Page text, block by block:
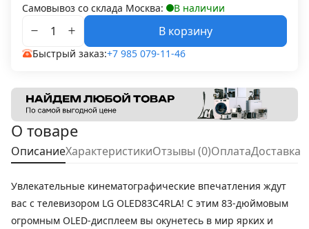
Самовывоз со склада Москва:
В наличии
В корзину
Быстрый заказ:+7 985 079-11-46
О товаре
ОписаниеХарактеристикиОтзывы (0)ОплатаДоставка
Увлекательные кинематографические впечатления ждут
вас с телевизором LG OLED83C4RLA! С этим 83-дюймовым
огромным OLED-дисплеем вы окунетесь в мир ярких и